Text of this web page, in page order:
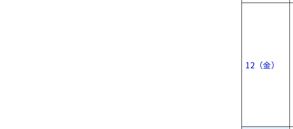
12（金）